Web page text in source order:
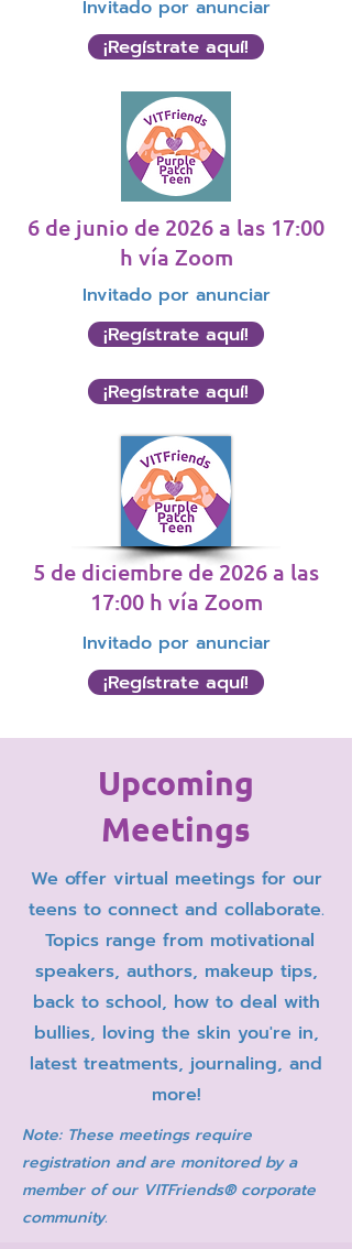
Invitado por anunciar
¡Regístrate aquí!
6 de junio de 2026 a las 17:00
h vía Zoom
Invitado por anunciar
¡Regístrate aquí!
¡Regístrate aquí!
5 de diciembre de 2026 a las
17:00 h vía Zoom
Invitado por anunciar
¡Regístrate aquí!
Upcoming
Meetings
We offer virtual meetings for our
teens to connect and collaborate.
Topics range from motivational
speakers, authors, makeup tips,
back to school, how to deal with
bullies, loving the skin you're in,
latest treatments, journaling, and
more!
Note: These meetings require
registration and are monitored by a
member of our VITFriends® corporate
community.